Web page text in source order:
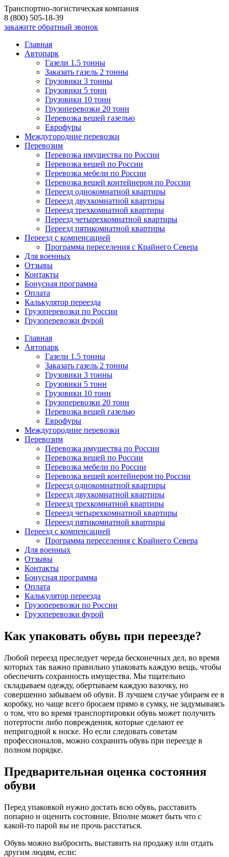
Транспортно-логистическая компания
8 (800) 505-18-39
закажите обратный звонок
Главная
Автопарк
Газели 1.5 тонны
Заказать газель 2 тонны
Грузовики 3 тонны
Грузовики 5 тонн
Грузовики 10 тонн
Грузоперевозки 20 тонн
Перевозка вещей газелью
Еврофуры
Междугородние перевозки
Перевозим
Перевозка имущества по России
Перевозка вещей по России
Перевозка мебели по России
Перевозка вещей контейнером по России
Переезд однокомнатной квартиры
Переезд двухкомнатной квартиры
Переезд трехкомнатной квартиры
Переезд четырехкомнатной квартиры
Переезд пятикомнатной квартиры
Переезд с компенсацией
Программа переселения с Крайнего Севера
Для военных
Отзывы
Контакты
Бонусная программа
Оплата
Калькулятор переезда
Грузоперевозки по России
Грузоперевозки фурой
Главная
Автопарк
Газели 1.5 тонны
Заказать газель 2 тонны
Грузовики 3 тонны
Грузовики 5 тонн
Грузовики 10 тонн
Грузоперевозки 20 тонн
Перевозка вещей газелью
Еврофуры
Междугородние перевозки
Перевозим
Перевозка имущества по России
Перевозка вещей по России
Перевозка мебели по России
Перевозка вещей контейнером по России
Переезд однокомнатной квартиры
Переезд двухкомнатной квартиры
Переезд трехкомнатной квартиры
Переезд четырехкомнатной квартиры
Переезд пятикомнатной квартиры
Переезд с компенсацией
Программа переселения с Крайнего Севера
Для военных
Отзывы
Контакты
Бонусная программа
Оплата
Калькулятор переезда
Грузоперевозки по России
Грузоперевозки фурой
Как упаковать обувь при переезде?
Любой переезд преследует череда бесконечных дел, во время
которых так важно правильно упаковать каждую вещь, чтобы
обеспечить сохранность имущества. Мы тщательно
складываем одежду, обертываем каждую вазочку, но
совершенно забываем об обуви. В лучшем случае убираем ее в
коробку, но чаще всего бросаем прямо в сумку, не задумываясь
о том, что во время транспортировки обувь может получить
потертости либо повреждения, которые сделают ее
непригодной к носке. Но если следовать советам
профессионалов, можно сохранить обувь при переезде в
полном порядке.
Предварительная оценка состояния
обуви
Перед упаковкой нужно достать всю обувь, расставить
попарно и оценить состояние. Вполне может быть что с
какой-то парой вы не прочь расстаться.
Обувь можно выбросить, выставить на продажу или отдать
другим людям, если: